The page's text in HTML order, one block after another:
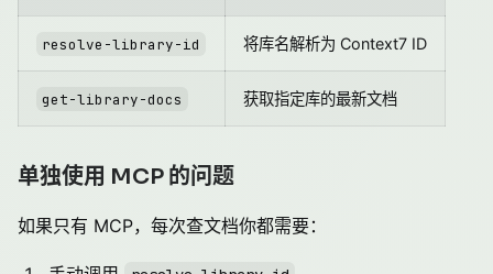
resolve-library-id 将库名解析为 Context7 ID
get-library-docs 获取指定库的最新文档
单独使用 MCP 的问题
如果只有 MCP，每次查文档你都需要：